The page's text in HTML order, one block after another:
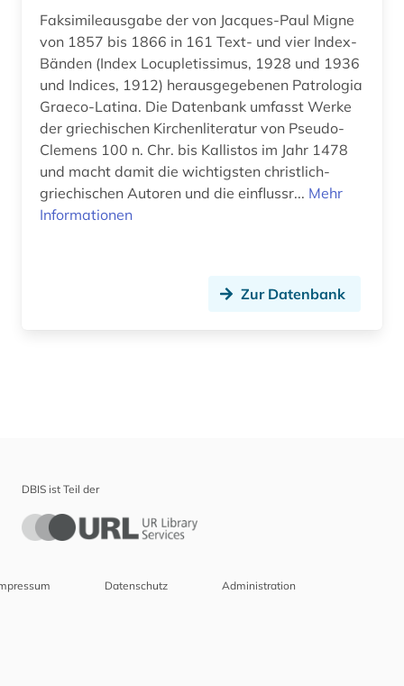
Faksimileausgabe der von Jacques-Paul Migne
von 1857 bis 1866 in 161 Text- und vier Index-
Bänden (Index Locupletissimus, 1928 und 1936
und Indices, 1912) herausgegebenen Patrologia
Graeco-Latina. Die Datenbank umfasst Werke
der griechischen Kirchenliteratur von Pseudo-
Clemens 100 n. Chr. bis Kallistos im Jahr 1478
und macht damit die wichtigsten christlich-
griechischen Autoren und die einflussr... Mehr
Informationen
Zur Datenbank
DBIS ist Teil der
Datenschutz Administration